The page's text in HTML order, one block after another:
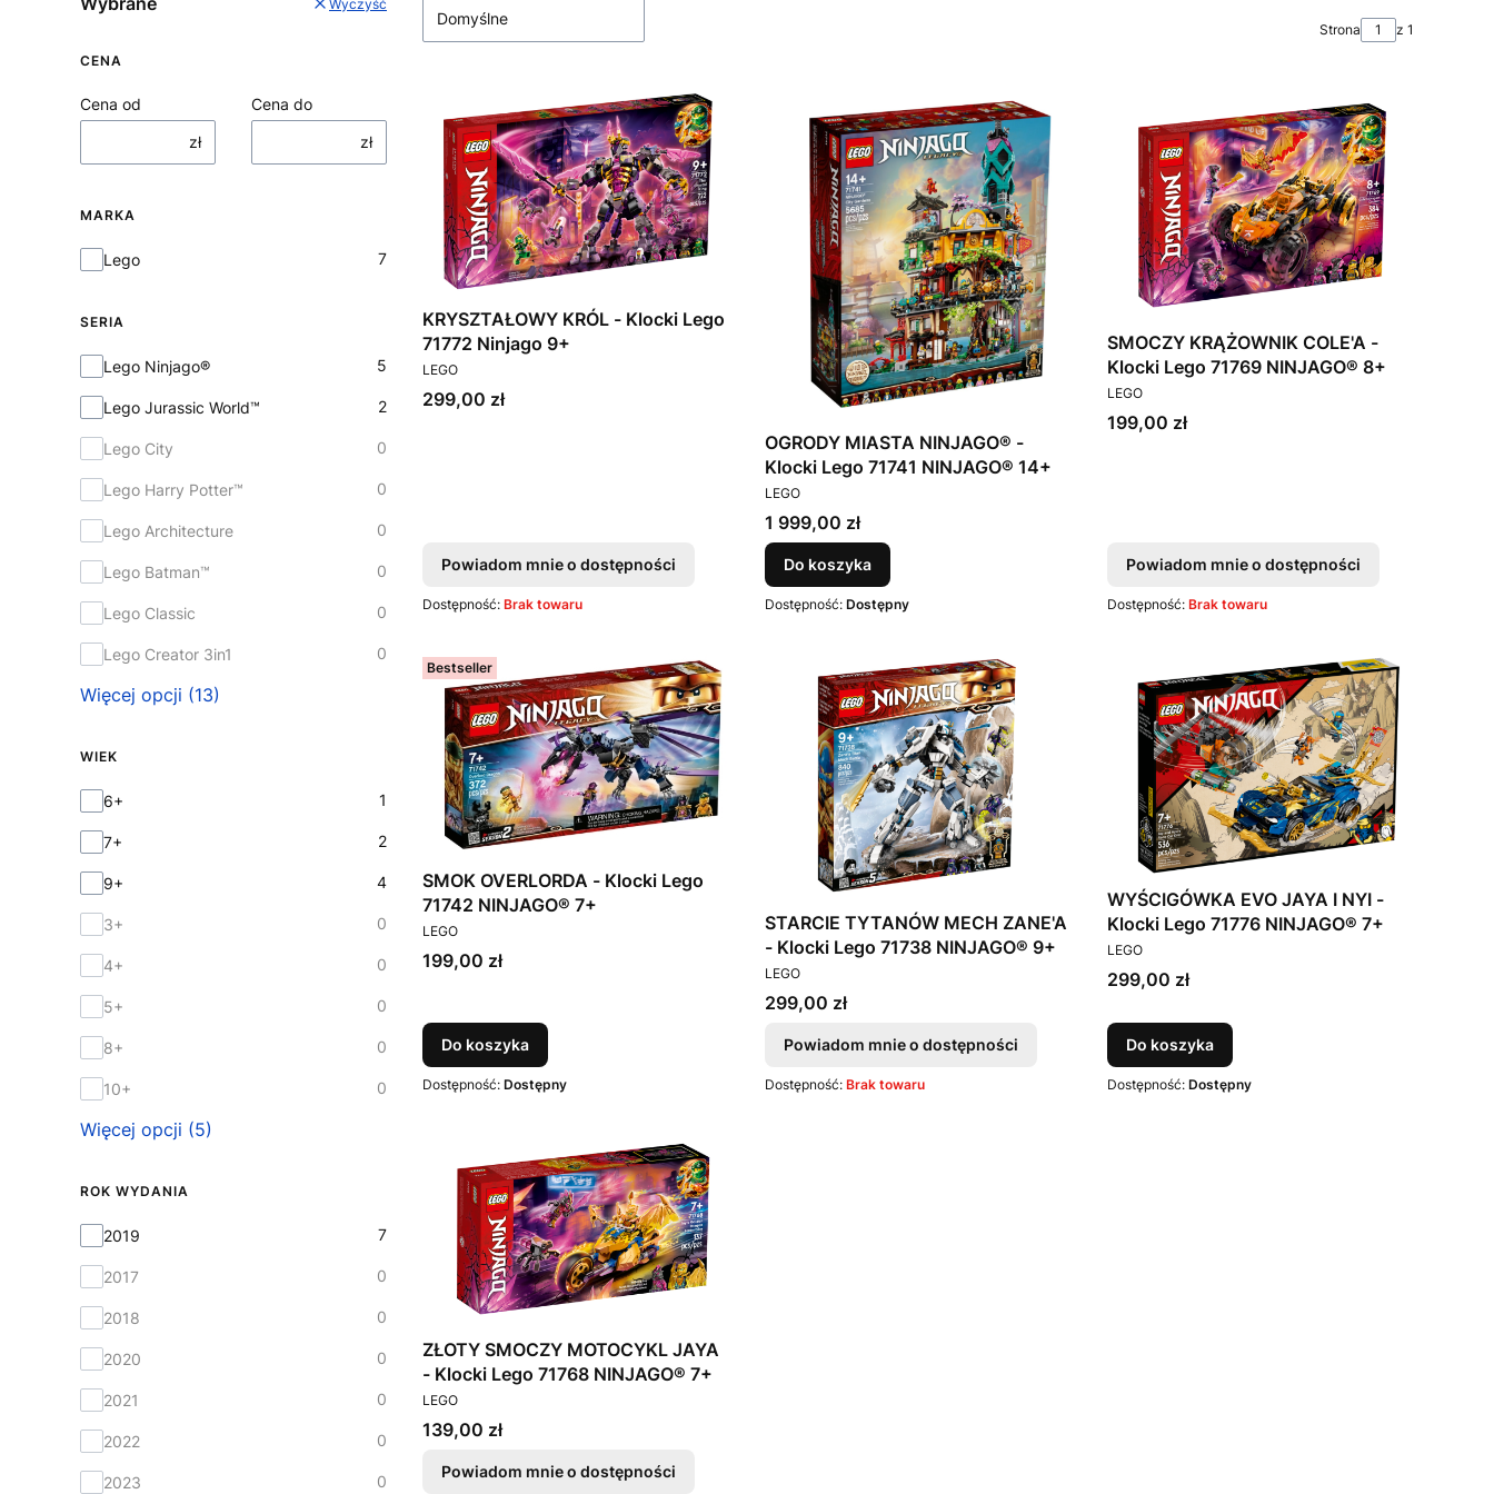
Wyczyść
CENA
Cena od
zł
Cena do
zł
MARKA
Marka
Lego 7
SERIA
SeriaLego Ninjago® 5
Lego Jurassic World™ 2
Lego City 0
Lego Harry Potter™ 0
Lego Architecture 0
Lego Batman™ 0
Lego Classic 0
Lego Creator 3in1 0
Więcej opcji (13)
WIEK
Wiek
6+ 1
7+ 2
9+ 4
3+ 0
4+ 0
5+ 0
8+ 0
10+ 0
Więcej opcji (5)
ROK WYDANIA
Rok wydania
2019 7
2017 0
2018 0
2020 0
2021 0
2022 0
2023 0
Domyślne
Strona z 1
KRYSZTAŁOWY KRÓL - Klocki Lego
71772 Ninjago 9+
PRODUCENT
LEGO
Cena
299,00 zł
Powiadom mnie o dostępności
Dostępność: Brak towaru
OGRODY MIASTA NINJAGO® -
Klocki Lego 71741 NINJAGO® 14+
PRODUCENT
LEGO
Cena
1 999,00 zł
Do koszyka
Dostępność: Dostępny
SMOCZY KRĄŻOWNIK COLE'A -
Klocki Lego 71769 NINJAGO® 8+
PRODUCENT
LEGO
Cena
199,00 zł
Powiadom mnie o dostępności
Dostępność: Brak towaru
Bestseller
SMOK OVERLORDA - Klocki Lego
71742 NINJAGO® 7+
PRODUCENT
LEGO
Cena
199,00 zł
Do koszyka
Dostępność: Dostępny
STARCIE TYTANÓW MECH ZANE'A
- Klocki Lego 71738 NINJAGO® 9+
PRODUCENT
LEGO
Cena
299,00 zł
Powiadom mnie o dostępności
Dostępność: Brak towaru
WYŚCIGÓWKA EVO JAYA I NYI -
Klocki Lego 71776 NINJAGO® 7+
PRODUCENT
LEGO
Cena
299,00 zł
Do koszyka
Dostępność: Dostępny
ZŁOTY SMOCZY MOTOCYKL JAYA
- Klocki Lego 71768 NINJAGO® 7+
PRODUCENT
LEGO
Cena
139,00 zł
Powiadom mnie o dostępności